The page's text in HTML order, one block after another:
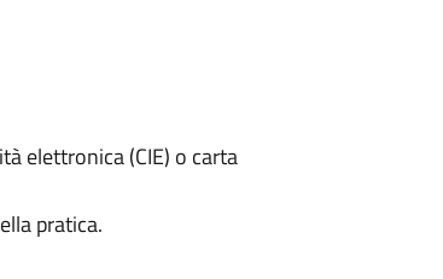
elettronica (CIE) o carta
pratica.